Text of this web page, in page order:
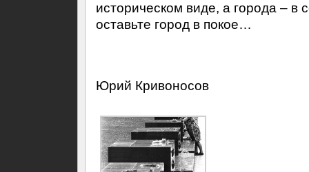
историческом виде, а города –
оставьте город в покое…
Юрий Кривоносов